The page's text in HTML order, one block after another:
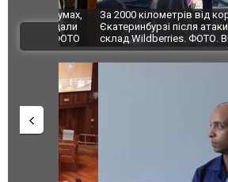
За 2000 кілометрів від кордону
Єкатеринбурзі після атаки дронів
склад Wildberries. ФОТО. ВІДЕО
ВІДЕО